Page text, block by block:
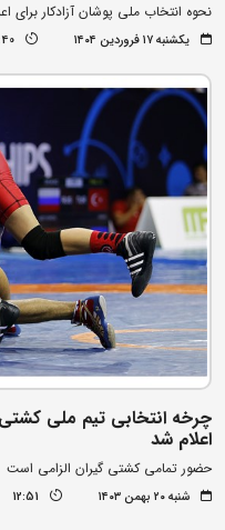
نحوه انتخاب ملی پوشان آزادکار
یکشنبه ۱۷ فروردین ۱۴۰۴
اعلام شد
حضور تمامی کشتی گیران الزامی است
شنبه ۲۰ بهمن ۱۴۰۳ 12:51